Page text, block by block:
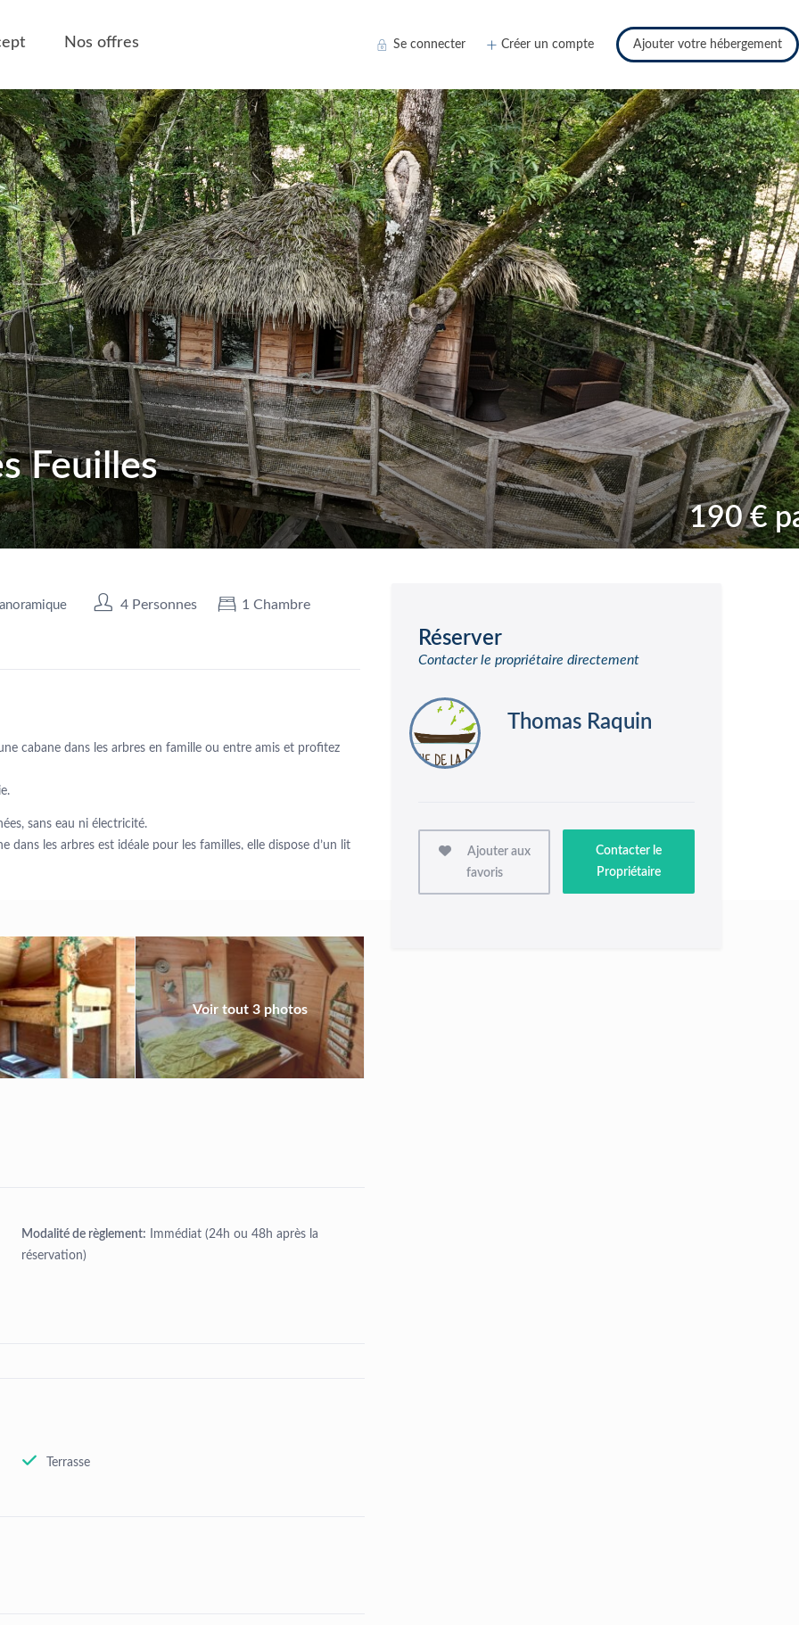
Se connecter Créer un compte Ajouter votre hébergement
Nos offres
Feuilles
190 €
4 Personnes
1 Chambre
cabane dans les arbres en famille ou entre amis et profitez
sans eau ni électricité.
dans les arbres est idéale pour les familles, elle dispose d’un lit
superbe terrasse spacieuse avec vue sur l’étang. L’accès se fait
golf, accrobranche, location de vtt ou barque.
chargé.
pour les samedis soirs, ou vacances !
Réserver
Contacter le propriétaire directement
Thomas Raquin
Ajouter aux
favoris
Contacter le
Propriétaire
Voir tout 3 photos
Modalité de règlement: Immédiat (24h ou 48h après la
réservation)
Terrasse